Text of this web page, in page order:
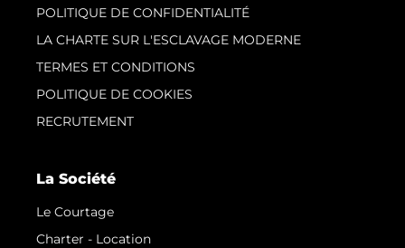
POLITIQUE DE CONFIDENTIALITÉ
LA CHARTE SUR L'ESCLAVAGE MODERNE
TERMES ET CONDITIONS
POLITIQUE DE COOKIES
RECRUTEMENT
La Société
Le Courtage
Charter - Location